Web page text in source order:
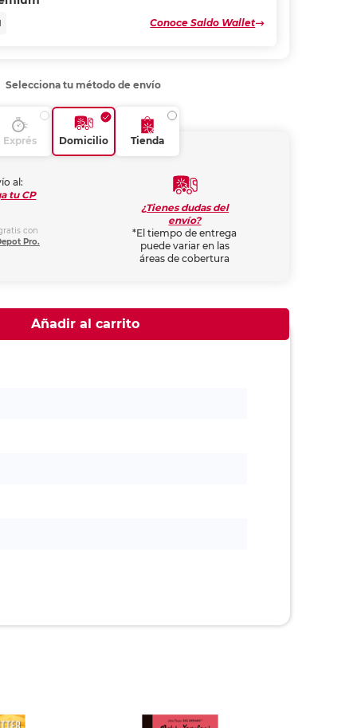
Conoce Saldo Wallet
Selecciona tu método de envío
Exprés Domicilio Tienda
al:
tu CP
con
Pro.
¿Tienes dudas del
envío?
*El tiempo de entrega
puede variar en las
áreas de cobertura
Añadir al carrito